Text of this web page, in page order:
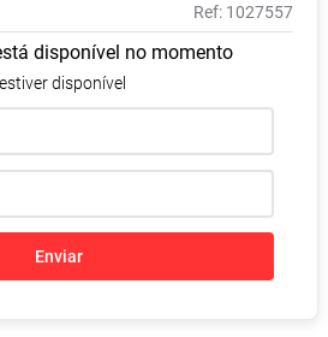
: 1027557
disponível no momento
disponível
Enviar